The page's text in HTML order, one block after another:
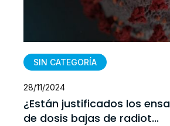
SIN CATEGORÍA
28/11/2024
¿Están justificados los
de dosis bajas de radiot...